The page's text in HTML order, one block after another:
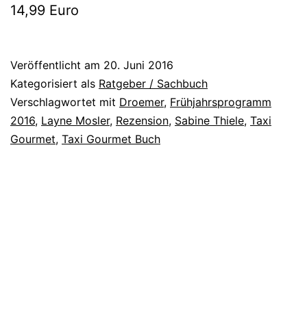
14,99 Euro
Veröffentlicht am 20. Juni 2016
Kategorisiert als Ratgeber / Sachbuch
Verschlagwortet mit Droemer, Frühjahrsprogramm
2016, Layne Mosler, Rezension, Sabine Thiele, Taxi
Gourmet, Taxi Gourmet Buch